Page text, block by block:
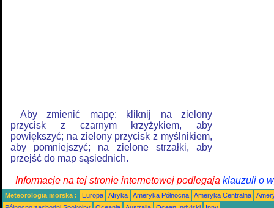
Aby zmienić mapę: kliknij na zielony
przycisk z czarnym krzyżykiem, aby
powiększyć; na zielony przycisk z myślnikiem,
aby pomniejszyć; na zielone strzałki, aby
przejść do map sąsiednich.
Informacje na tej stronie internetowej podlegają klauzuli o
Meteorologia morska : Europa Afryka Ameryka Północna Ameryka Centralna